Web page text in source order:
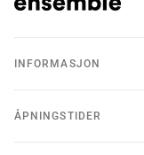
INFORMASJON
ÅPNINGSTIDER